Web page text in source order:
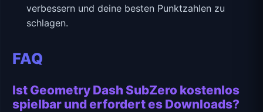
verbessern und deine besten Punktzahlen zu
schlagen.
FAQ
Ist Geometry Dash SubZero kostenlos
spielbar und erfordert es Downloads?